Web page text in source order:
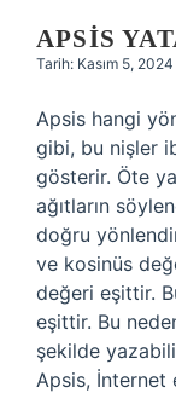
APSIS
Tarih: Kasım 5, 2024
Apsis hangi
gibi, bu nişler
gösterir. Öte
ağıtların
doğru
ve kosinüs
değeri eşittir.
eşittir. Bu
şekilde
Apsis, İnternet